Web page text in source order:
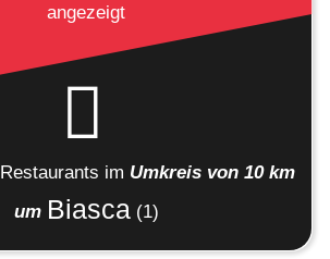
angezeigt
Restaurants im Umkreis von 10 km
um Biasca (1)